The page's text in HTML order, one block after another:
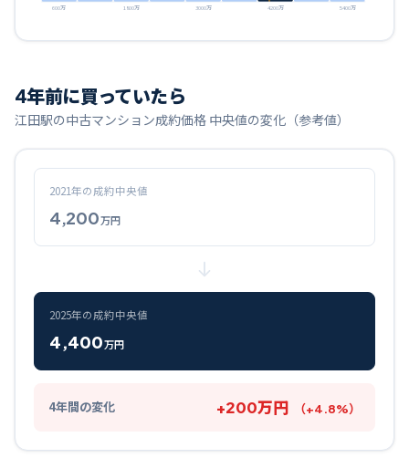
600万 1800万 3000万 4200万 5400万
4年前に買っていたら
江田駅の中古マンション成約価格 中央値の変化（参考値）
2021年の成約中央値
4,200万円
2025年の成約中央値
4,400万円
4年間の変化 +200万円 （+4.8%）